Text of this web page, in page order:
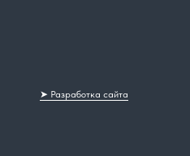
➤ Разработка сайта